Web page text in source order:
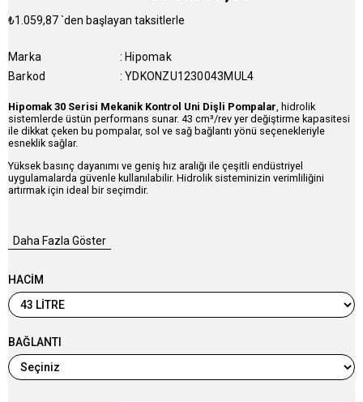
₺1.059,87`den başlayan taksitlerle
Marka : Hipomak
Barkod
: YDKONZU1230043MUL4
Hipomak 30 Serisi Mekanik Kontrol Uni Dişli Pompalar , hidrolik
sistemlerde üstün performans sunar. 43 cm³/rev yer değiştirme kapasitesi
ile dikkat çeken bu pompalar, sol ve sağ bağlantı yönü seçenekleriyle
esneklik sağlar.
Yüksek basınç dayanımı ve geniş hız aralığı ile çeşitli endüstriyel
uygulamalarda güvenle kullanılabilir. Hidrolik sisteminizin verimliliğini
artırmak için ideal bir seçimdir.
Daha Fazla Göster
HACİM
BAĞLANTI